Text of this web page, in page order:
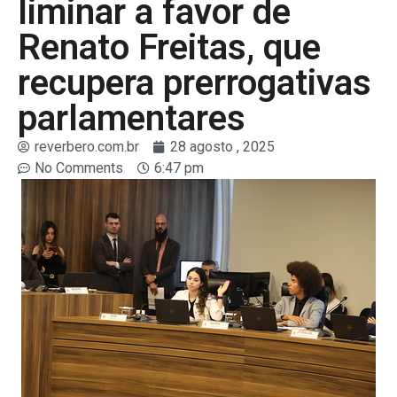
liminar a favor de
Renato Freitas, que
recupera prerrogativas
parlamentares
reverbero.com.br
28 agosto , 2025
No Comments
6:47 pm